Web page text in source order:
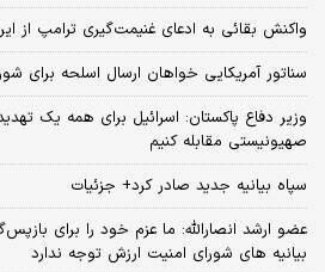
واکنش بقائی به ادعای غنیمت‌گیری ترامپ از
سناتور آمریکایی خواهان ارسال اسلحه برای
وزیر دفاع پاکستان: اسرائیل برای همه یک
صهیونیستی مقابله کنیم
سپاه بیانیه جدید صادر کرد+ جزئیات
عضو ارشد انصارالله: ما عزم خود را برای
بیانیه‌ های شورای امنیت ارزش توجه ندارد